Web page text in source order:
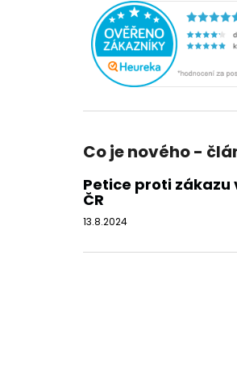
Co je nového -
Petice proti zákazu
ČR
13.8.2024